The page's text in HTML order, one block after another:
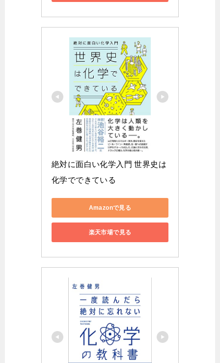
絶対に面白い化学入門 世界史は
化学でできている
Amazonで見る
楽天市場で見る